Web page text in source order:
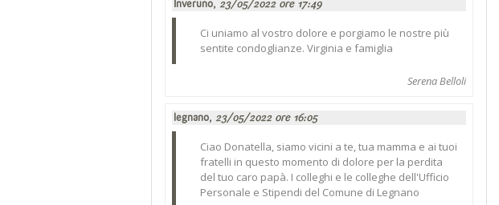
Inveruno, 23/05/2022 ore 17:49
Ci uniamo al vostro dolore e porgiamo le nostre più
sentite condoglianze. Virginia e famiglia
Serena Belloli
legnano, 23/05/2022 ore 16:05
Ciao Donatella, siamo vicini a te, tua mamma e ai tuoi
fratelli in questo momento di dolore per la perdita
del tuo caro papà. I colleghi e le colleghe dell'Ufficio
Personale e Stipendi del Comune di Legnano